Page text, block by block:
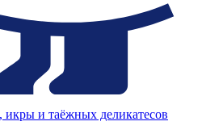
и таёжных деликатесов